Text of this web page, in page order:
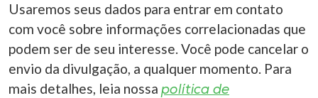
Usaremos seus dados para entrar em contato
com você sobre informações correlacionadas que
podem ser de seu interesse. Você pode cancelar o
envio da divulgação, a qualquer momento. Para
mais detalhes, leia nossa política de